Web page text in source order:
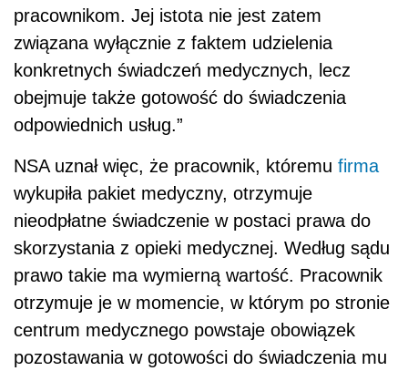
pracownikom. Jej istota nie jest zatem
związana wyłącznie z faktem udzielenia
konkretnych świadczeń medycznych, lecz
obejmuje także gotowość do świadczenia
odpowiednich usług.”
NSA uznał więc, że pracownik, któremu firma
wykupiła pakiet medyczny, otrzymuje
nieodpłatne świadczenie w postaci prawa do
skorzystania z opieki medycznej. Według sądu
prawo takie ma wymierną wartość. Pracownik
otrzymuje je w momencie, w którym po stronie
centrum medycznego powstaje obowiązek
pozostawania w gotowości do świadczenia mu